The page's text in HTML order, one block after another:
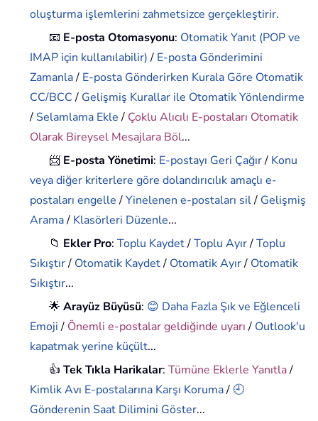
oluşturma işlemlerini zahmetsizce gerçekleştirir.
📧 E-posta Otomasyonu: Otomatik Yanıt (POP ve
IMAP için kullanılabilir)/ E-posta Gönderimini
Zamanla/ E-posta Gönderirken Kurala Göre Otomatik
CC/BCC/ Gelişmiş Kurallar ile Otomatik Yönlendirme
/ Selamlama Ekle/ Çoklu Alıcılı E-postaları Otomatik
Olarak Bireysel Mesajlara Böl...
📨 E-posta Yönetimi: E-postayı Geri Çağır/ Konu
veya diğer kriterlere göre dolandırıcılık amaçlı e-
postaları engelle/Yinelenen e-postaları sil/ Gelişmiş
Arama/ Klasörleri Düzenle...
📁 Ekler Pro:Toplu Kaydet/Toplu Ayır/Toplu
Sıkıştır/ Otomatik Kaydet/ Otomatik Ayır/ Otomatik
Sıkıştır...
🌟Arayüz Büyüsü: 😊 Daha Fazla Şık ve Eğlenceli
Emoji/ Önemli e-postalar geldiğinde uyarı/ Outlook'u
kapatmak yerine küçült...
👍Tek Tıkla Harikalar:Tümüne Eklerle Yanıtla/
Kimlik Avı E-postalarına Karşı Koruma/ 🕘
Gönderenin Saat Dilimini Göster...